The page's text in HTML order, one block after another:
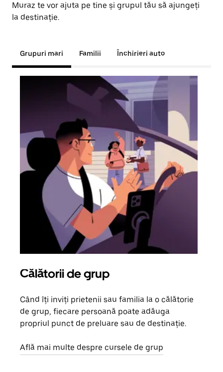
Muraz te vor ajuta pe tine și grupul tău să ajungeți
la destinație.
Grupuri mari Familii Închirieri auto
Călătorii de grup
Când îți inviți prietenii sau familia la o călătorie
de grup, fiecare persoană poate adăuga
propriul punct de preluare sau de destinație.
Află mai multe despre cursele de grup